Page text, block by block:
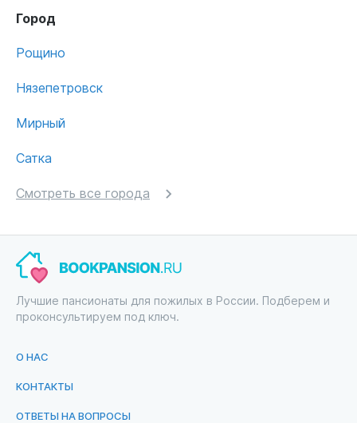
Город
Рощино
Нязепетровск
Мирный
Сатка
Смотреть все города
Лучшие пансионаты для пожилых в России. Подберем и
проконсультируем под ключ.
О НАС
КОНТАКТЫ
ОТВЕТЫ НА ВОПРОСЫ